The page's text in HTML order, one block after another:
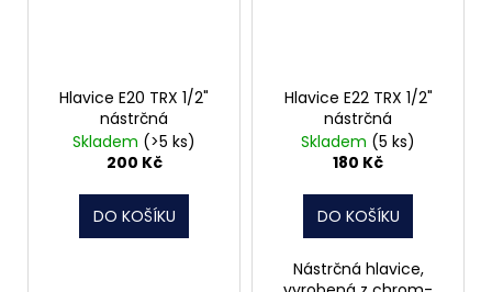
Hlavice E20 TRX 1/2"
nástrčná
Skladem (>5 ks)
200 Kč
DO KOŠÍKU
Hlavice E22 TRX 1/2"
nástrčná
Skladem (5 ks)
180 Kč
DO KOŠÍKU
Nástrčná hlavice,